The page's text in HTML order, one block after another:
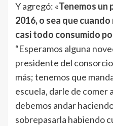
Y agregó: «Tenemos un
2016, o sea que
casi todo consumido
“Esperamos alguna
presidente del
más; tenemos que
escuela, darle de comer
debemos andar
sobrepasarla habiendo